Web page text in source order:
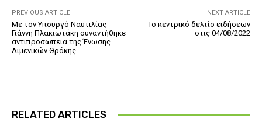
PREVIOUS ARTICLE
Με τον Υπουργό Ναυτιλίας
Γιάννη Πλακιωτάκη συναντήθηκε
αντιπροσωπεία της Ένωσης
Λιμενικών Θράκης
NEXT ARTICLE
Το κεντρικό δελτίο ειδήσεων
στις 04/08/2022
RELATED ARTICLES